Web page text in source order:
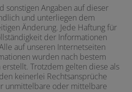
sonstigen Angaben auf dieser
und unterliegen dem
Änderung. Jede Haftung für
der Informationen
auf unseren Internetseiten
wurden nach bestem
Trotzdem gelten diese als
keinerlei Rechtsansprüche
unmittelbare oder mittelbare